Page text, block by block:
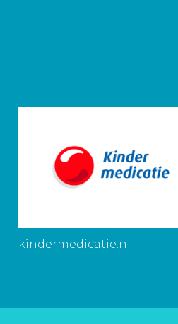
kindermedicatie.nl